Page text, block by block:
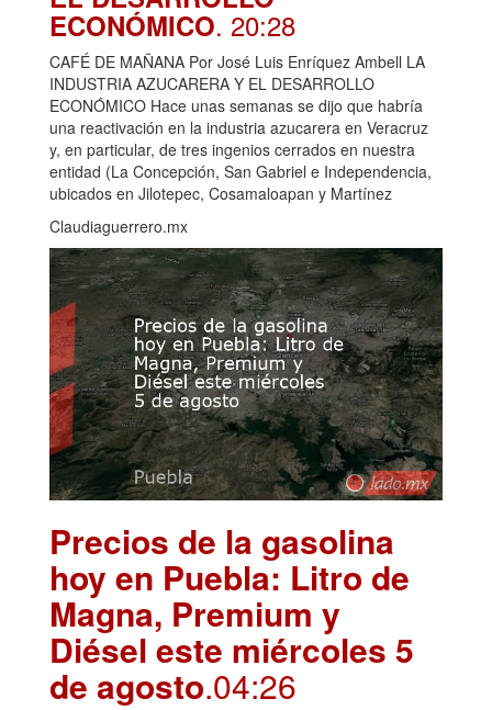
ECONÓMICO. 20:28
CAFÉ DE MAÑANA Por José Luis Enríquez Ambell LA
INDUSTRIA AZUCARERA Y EL DESARROLLO
ECONÓMICO Hace unas semanas se dijo que habría
una reactivación en la industria azucarera en Veracruz
y, en particular, de tres ingenios cerrados en nuestra
entidad (La Concepción, San Gabriel e Independencia,
ubicados en Jilotepec, Cosamaloapan y Martínez
Claudiaguerrero.mx
Precios de la gasolina
hoy en Puebla: Litro de
Magna, Premium y
Diésel este miércoles 5
de agosto.04:26